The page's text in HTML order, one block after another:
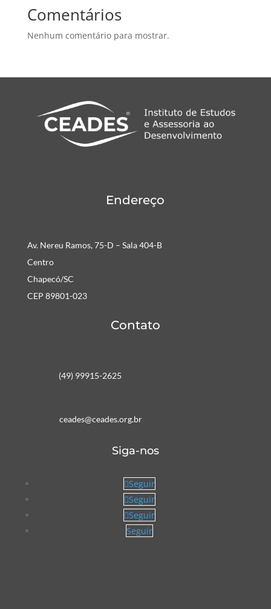
Comentários
Nenhum comentário para mostrar.
Endereço
Av. Nereu Ramos, 75-D – Sala 404-B
Centro
Chapecó/SC
CEP 89801-023
Contato
(49) 99915-2625
ceades@ceades.org.br
Siga-nos
Seguir
Seguir
Seguir
Seguir